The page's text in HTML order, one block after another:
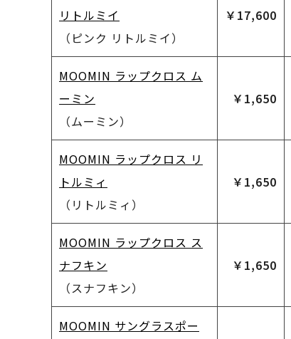
リトルミイ
（ピンク リトルミイ）
￥17,600
MOOMIN ラップクロス ム
ーミン
（ムーミン）
￥1,650
MOOMIN ラップクロス リ
トルミィ
（リトルミィ）
￥1,650
MOOMIN ラップクロス ス
ナフキン
（スナフキン）
￥1,650
MOOMIN サングラスポー